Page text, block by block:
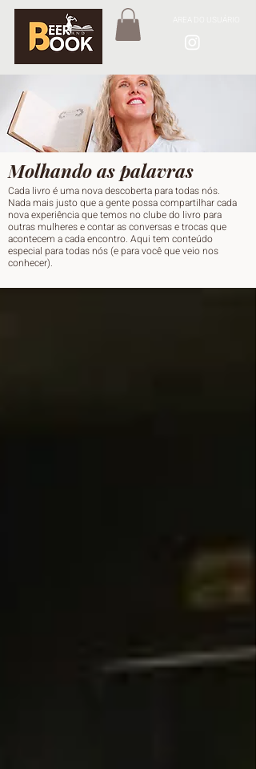
Molhando as palavras
Cada livro é uma nova descoberta para todas nós.
Nada mais justo que a gente possa compartilhar cada
nova experiência que temos no clube do livro para
outras mulheres e contar as conversas e trocas que
acontecem a cada encontro. Aqui tem conteúdo
especial para todas nós (e para você que veio nos
conhecer).